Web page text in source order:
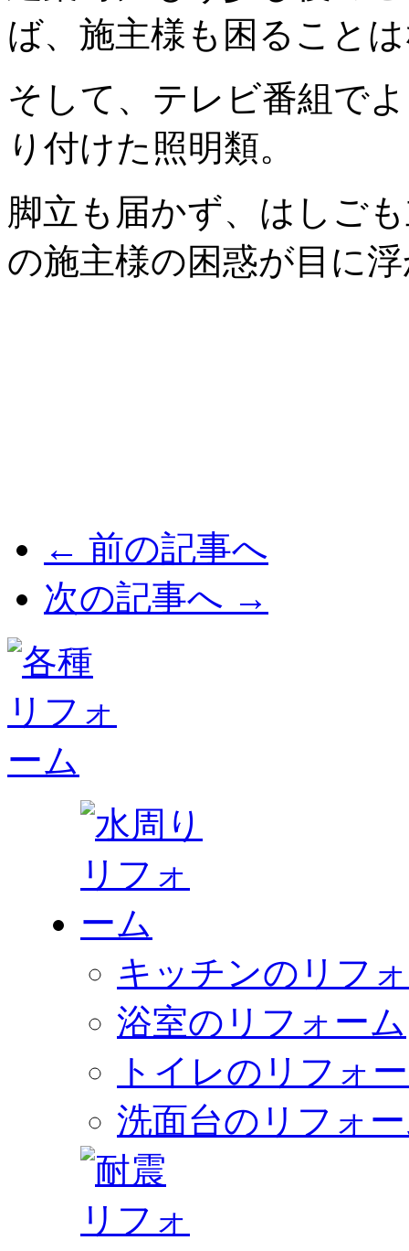
ば、施主様も困ること
そして、テレビ番組で
り付けた照明類。
脚立も届かず、はしご
の施主様の困惑が目に
← 前の記事へ
次の記事へ →
キッチンのリフ
浴室のリフォーム
トイレのリフォ
洗面台のリフォ